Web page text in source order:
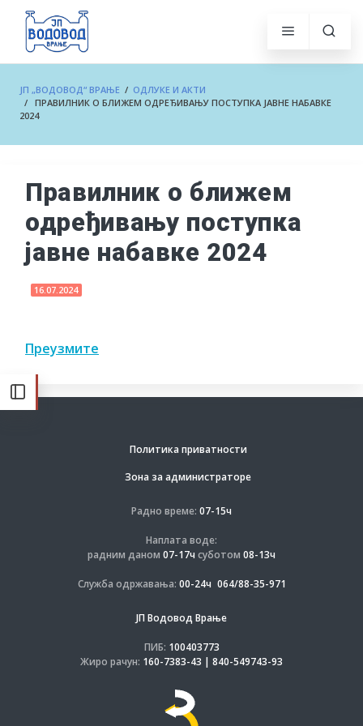
ЈП „ВОДОВОД“ ВРАЊЕ / ОДЛУКЕ И АКТИ
/ ПРАВИЛНИК О БЛИЖЕМ ОДРЕЂИВАЊУ ПОСТУПКА ЈАВНЕ НАБАВКЕ
2024
Правилник о ближем
одређивању поступка
јавне набавке 2024
16.07.2024
Преузмите
Политика приватности
Зона за администраторе
Радно време: 07-15ч
Наплата воде:
радним даном 07-17ч суботом 08-13ч
Служба одржавања: 00-24ч 064/88-35-971
ЈП Водовод Врање
ПИБ: 100403773
Жиро рачун: 160-7383-43 | 840-549743-93